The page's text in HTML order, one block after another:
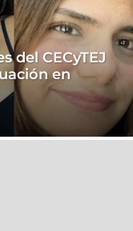
del CECyTEJ
en